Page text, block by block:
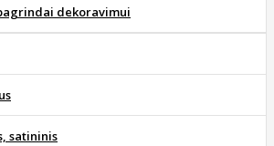
dekoravimui
satininis